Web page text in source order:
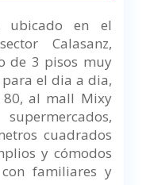
ubicado en el
Calasanz,
de 3 pisos muy
el dia a dia,
al mall Mixy
cuadrados
y cómodos
familiares y